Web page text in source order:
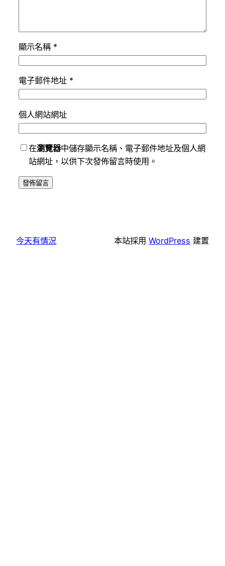
顯示名稱 *
電子郵件地址 *
個人網站網址
在瀏覽器中儲存顯示名稱、電子郵件地址及個人網
站網址，以供下次發佈留言時使用。
今天有情況 本站採用 WordPress 建置